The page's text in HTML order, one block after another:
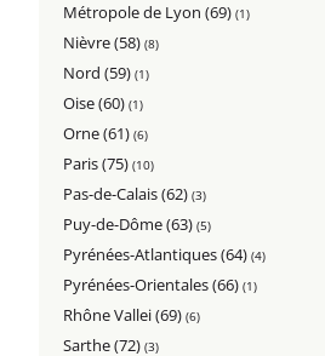
Métropole de Lyon (69)(1)
Nièvre (58)(8)
Nord (59)(1)
Oise (60)(1)
Orne (61)(6)
Paris (75)(10)
Pas-de-Calais (62)(3)
Puy-de-Dôme (63)(5)
Pyrénées-Atlantiques (64)(4)
Pyrénées-Orientales (66)(1)
Rhône Vallei (69)(6)
Sarthe (72)(3)